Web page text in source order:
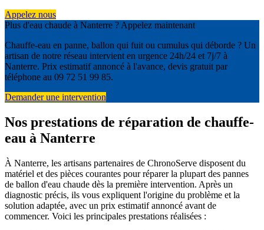
Appelez nous
Plus d'eau chaude à Nanterre ? Appelez maintenant
Chauffe-eau en panne, ballon qui fuit ou cumulus qui déborde ? Un
artisan de notre réseau intervient en urgence 24h/24 et 7j/7 à
Nanterre. Prix estimatif annoncé à l'avance, devis gratuit par
téléphone au 09 72 51 99 85.
Demander une intervention
Nos prestations de réparation de chauffe-
eau à Nanterre
À Nanterre, les artisans partenaires de ChronoServe disposent du
matériel et des pièces courantes pour réparer la plupart des pannes
de ballon d'eau chaude dès la première intervention. Après un
diagnostic précis, ils vous expliquent l'origine du problème et la
solution adaptée, avec un prix estimatif annoncé avant de
commencer. Voici les principales prestations réalisées :